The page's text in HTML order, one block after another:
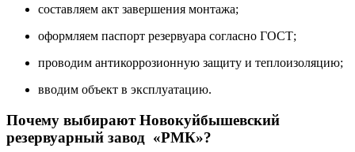
составляем акт завершения монтажа;
оформляем паспорт резервуара согласно ГОСТ;
проводим антикоррозионную защиту и теплоизоляцию;
вводим объект в эксплуатацию.
Почему выбираютНовокуйбышевский
резервуарный завод «РМК»?